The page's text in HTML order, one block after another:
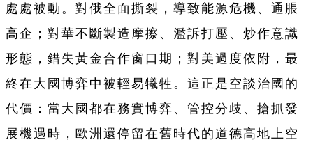
處處被動。對俄全面撕裂，導致能源危機、通脹
高企；對華不斷製造摩擦、濫訴打壓、炒作意識
形態，錯失黃金合作窗口期；對美過度依附，最
終在大國博弈中被輕易犧牲。這正是空談治國的
代價：當大國都在務實博弈、管控分歧、搶抓發
展機遇時，歐洲還停留在舊時代的道德高地上空